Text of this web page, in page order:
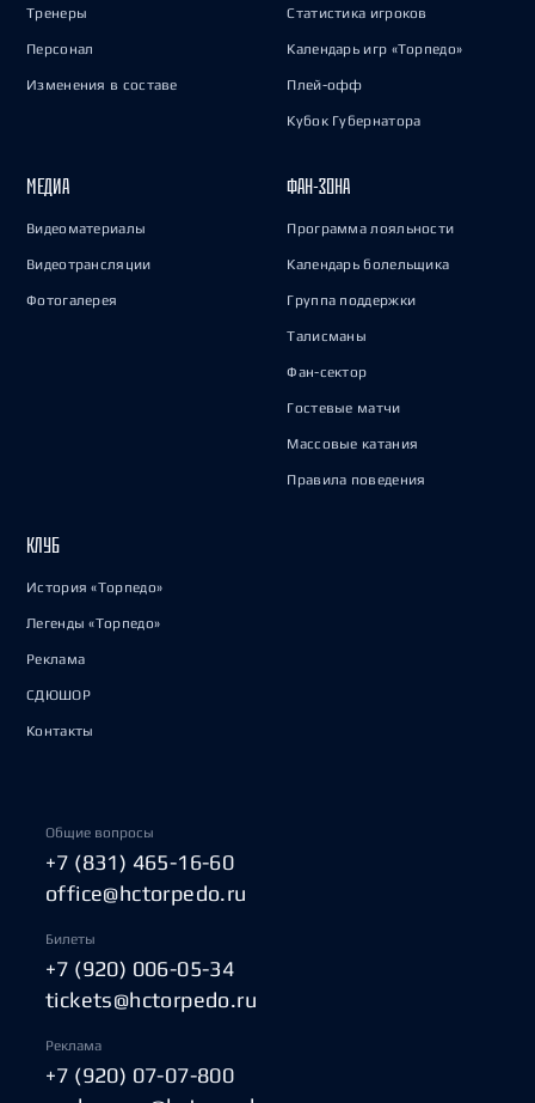
Тренеры
Персонал
Изменения в составе
Статистика игроков
Календарь игр «Торпедо»
Плей-офф
Кубок Губернатора
МЕДИА
Видеоматериалы
Видеотрансляции
Фотогалерея
ФАН-ЗОНА
Программа лояльности
Календарь болельщика
Группа поддержки
Талисманы
Фан-сектор
Гостевые матчи
Массовые катания
Правила поведения
КЛУБ
История «Торпедо»
Легенды «Торпедо»
Реклама
СДЮШОР
Контакты
Общие вопросы
+7 (831) 465-16-60
office@hctorpedo.ru
Билеты
+7 (920) 006-05-34
tickets@hctorpedo.ru
Реклама
+7 (920) 07-07-800